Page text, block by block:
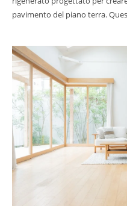
pavimento del piano terra.